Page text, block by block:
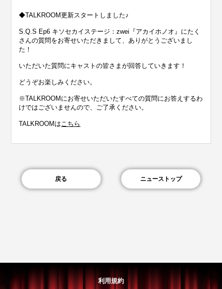
◆TALKROOM更新スタートしました♪
S.Q.S Ep6 キソセカイステージ：zwei『アカイホノオ』にたく
さんの質問をお寄せいただきまして、ありがとうございまし
た！
いただいた質問にキャストの皆さまが回答していきます！
どうぞお楽しみください。
※TALKROOMにお寄せいただいたすべての質問にお答えするわ
けではございませんので、ご了承ください。
TALKROOMはこちら
戻る ニューストップ
利用規約